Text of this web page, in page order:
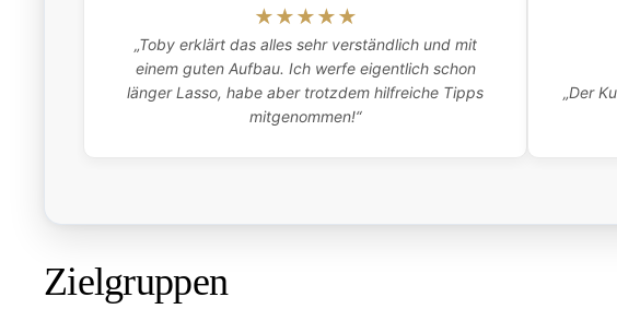
★★★★★
„Toby erklärt das alles sehr verständlich und mit
einem guten Aufbau. Ich werfe eigentlich schon
länger Lasso, habe aber trotzdem hilfreiche Tipps
mitgenommen!“
„Der
Zielgruppen